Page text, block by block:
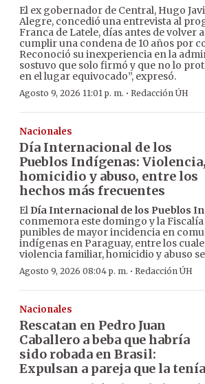
El ex gobernador de Central, Hugo
Alegre, concedió una entrevista al
Franca de Latele, días antes de volver
cumplir una condena de 10 años por
Reconoció su inexperiencia en la
sostuvo que solo firmó y que no lo
en el lugar equivocado”, expresó.
Agosto 9, 2026 11:01 p. m. · Redacción ÚH
Nacionales
Día Internacional de los
Pueblos Indígenas: Violencia,
homicidio y abuso, entre los
hechos más frecuentes
El Día Internacional de los Pueblos
conmemora este domingo y la
punibles de mayor incidencia en
indígenas en Paraguay, entre los
violencia familiar, homicidio y abuso
Agosto 9, 2026 08:04 p. m. · Redacción ÚH
Nacionales
Rescatan en Pedro Juan
Caballero a beba que habría
sido robada en Brasil:
Expulsan a pareja que la tenía